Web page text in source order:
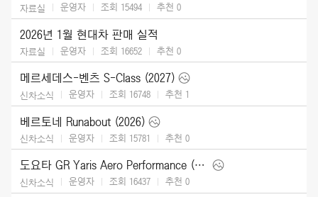
자료실 운영자 조회 15494 추천 0
2026년 1월 현대차 판매 실적
자료실 운영자 조회 16652 추천 0
메르세데스-벤츠 S-Class (2027)
신차소식 운영자 조회 16748 추천 1
베르토네 Runabout (2026)
신차소식 운영자 조회 15781 추천 0
도요타 GR Yaris Aero Performance (2026)
신차소식 운영자 조회 16437 추천 0